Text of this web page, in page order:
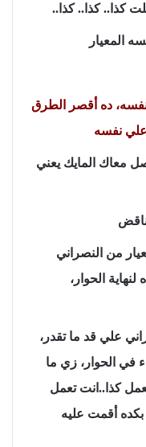
المعيار
نفسه، ده أقصر الطرق
علي نفسه
معاك المايك يعني
من النصراني
الحوار،
علي قد ما تقدر،
في الحوار، زي ما
كذا..انت تعمل
بكده أقمت عليه